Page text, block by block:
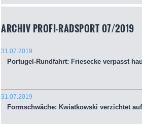
ARCHIV PROFI-RADSPORT 07/2019
31.07.2019
Portugel-Rundfahrt: Friesecke verpasst
31.07.2019
Formschwäche: Kwiatkowski verzichtet